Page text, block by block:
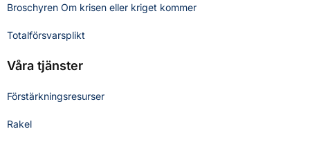
Broschyren Om krisen eller kriget kommer
Totalförsvarsplikt
Våra tjänster
Förstärkningsresurser
Rakel